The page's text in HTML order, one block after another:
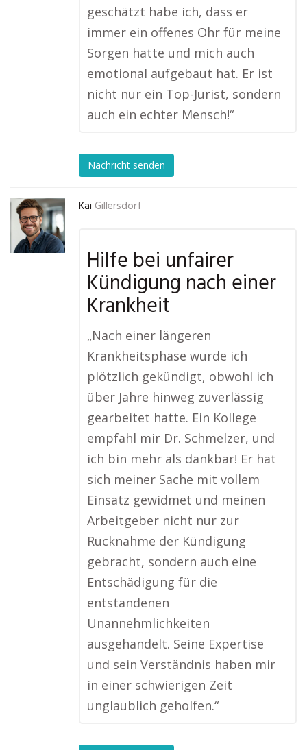
geschätzt habe ich, dass er
immer ein offenes Ohr für meine
Sorgen hatte und mich auch
emotional aufgebaut hat. Er ist
nicht nur ein Top-Jurist, sondern
auch ein echter Mensch!“
Nachricht senden
Kai Gillersdorf
Hilfe bei unfairer
Kündigung nach einer
Krankheit
„Nach einer längeren
Krankheitsphase wurde ich
plötzlich gekündigt, obwohl ich
über Jahre hinweg zuverlässig
gearbeitet hatte. Ein Kollege
empfahl mir Dr. Schmelzer, und
ich bin mehr als dankbar! Er hat
sich meiner Sache mit vollem
Einsatz gewidmet und meinen
Arbeitgeber nicht nur zur
Rücknahme der Kündigung
gebracht, sondern auch eine
Entschädigung für die
entstandenen
Unannehmlichkeiten
ausgehandelt. Seine Expertise
und sein Verständnis haben mir
in einer schwierigen Zeit
unglaublich geholfen.“